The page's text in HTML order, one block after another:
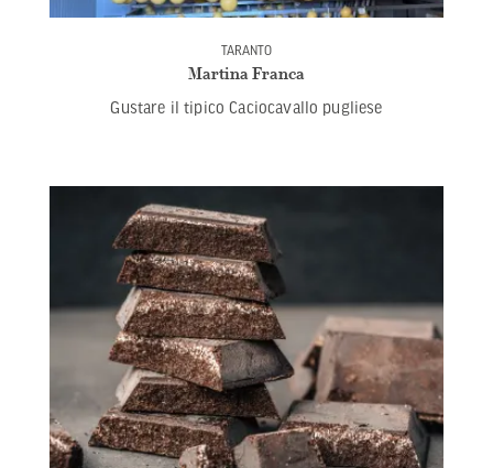
TARANTO
Martina Franca
Gustare il tipico Caciocavallo pugliese